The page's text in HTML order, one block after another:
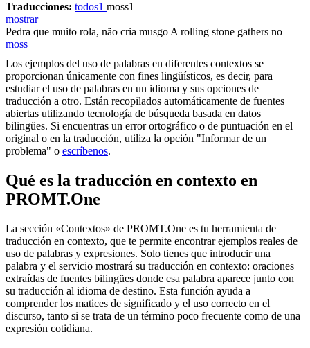
Traducciones: todos1 moss1
mostrar
Pedra que muito rola, não cria musgoA rolling stone gathers no
moss
Los ejemplos del uso de palabras en diferentes contextos se
proporcionan únicamente con fines lingüísticos, es decir, para
estudiar el uso de palabras en un idioma y sus opciones de
traducción a otro. Están recopilados automáticamente de fuentes
abiertas utilizando tecnología de búsqueda basada en datos
bilingües. Si encuentras un error ortográfico o de puntuación en el
original o en la traducción, utiliza la opción "Informar de un
problema" o escríbenos.
Qué es la traducción en contexto en
PROMT.One
La sección «Contextos» de PROMT.One es tu herramienta de
traducción en contexto, que te permite encontrar ejemplos reales de
uso de palabras y expresiones. Solo tienes que introducir una
palabra y el servicio mostrará su traducción en contexto: oraciones
extraídas de fuentes bilingües donde esa palabra aparece junto con
su traducción al idioma de destino. Esta función ayuda a
comprender los matices de significado y el uso correcto en el
discurso, tanto si se trata de un término poco frecuente como de una
expresión cotidiana.